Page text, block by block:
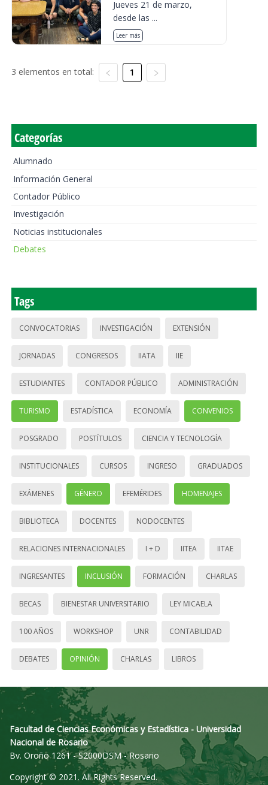
Jueves 21 de marzo,
desde las ...
Leer más
3 elementos en total: 1
Categorías
Alumnado
Información General
Contador Público
Investigación
Noticias institucionales
Debates
Tags
CONVOCATORIAS INVESTIGACIÓN EXTENSIÓN
JORNADAS CONGRESOS IIATA IIE
ESTUDIANTES CONTADOR PÚBLICO ADMINISTRACIÓN
TURISMO ESTADÍSTICA ECONOMÍA CONVENIOS
POSGRADO POSTÍTULOS CIENCIA Y TECNOLOGÍA
INSTITUCIONALES CURSOS INGRESO GRADUADOS
EXÁMENES GÉNERO EFEMÉRIDES HOMENAJES
BIBLIOTECA DOCENTES NODOCENTES
RELACIONES INTERNACIONALES I + D IITEA IITAE
INGRESANTES INCLUSIÓN FORMACIÓN CHARLAS
BECAS BIENESTAR UNIVERSITARIO LEY MICAELA
100 AÑOS WORKSHOP UNR CONTABILIDAD
DEBATES OPINIÓN CHARLAS LIBROS
Facultad de Ciencias Económicas y Estadística - Universidad
Nacional de Rosario
Bv. Oroño 1261 - S2000DSM - Rosario
Copyright © 2021. All Rights Reserved.